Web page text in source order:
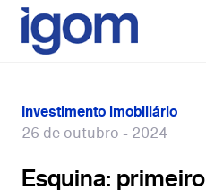
Investimento imobiliário
26 de outubro - 2024
Esquina: primeiro